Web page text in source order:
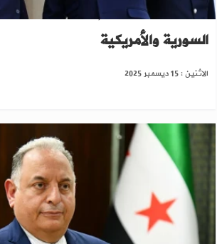
فرنسا تدين هجوم تدمر وتؤكد
السورية والأمريكية
الاثنين : 15 ديسمبر 2025